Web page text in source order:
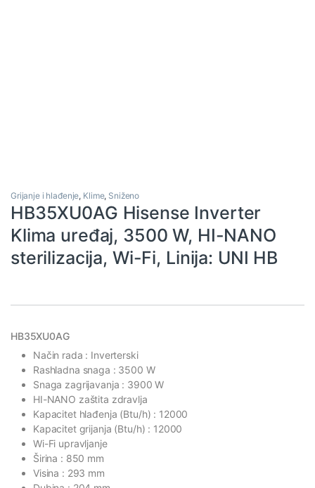
Grijanje i hlađenje, Klime, Sniženo
HB35XU0AG Hisense Inverter
Klima uređaj, 3500 W, HI-NANO
sterilizacija, Wi-Fi, Linija: UNI HB
HB35XU0AG
Način rada : Inverterski
Rashladna snaga : 3500 W
Snaga zagrijavanja : 3900 W
HI-NANO zaštita zdravlja
Kapacitet hlađenja (Btu/h) : 12000
Kapacitet grijanja (Btu/h) : 12000
Wi-Fi upravljanje
Širina : 850 mm
Visina : 293 mm